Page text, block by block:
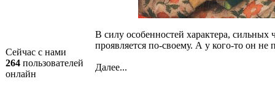
Сейчас с нами
264 пользователей
онлайн
В силу особенностей характера, сильных
проявляется по-своему. А у кого-то он не
Далее...